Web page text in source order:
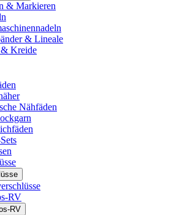
& Markieren
& Lineale
Kreide
Nähfäden
RV
RV